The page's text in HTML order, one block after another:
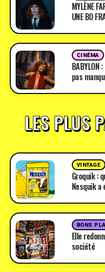
MYLÈNE
UNE BO
CINÉMA
pas
LES PLUS
VINTAGE
Groquik :
Nesquik
BONS
Elle
société